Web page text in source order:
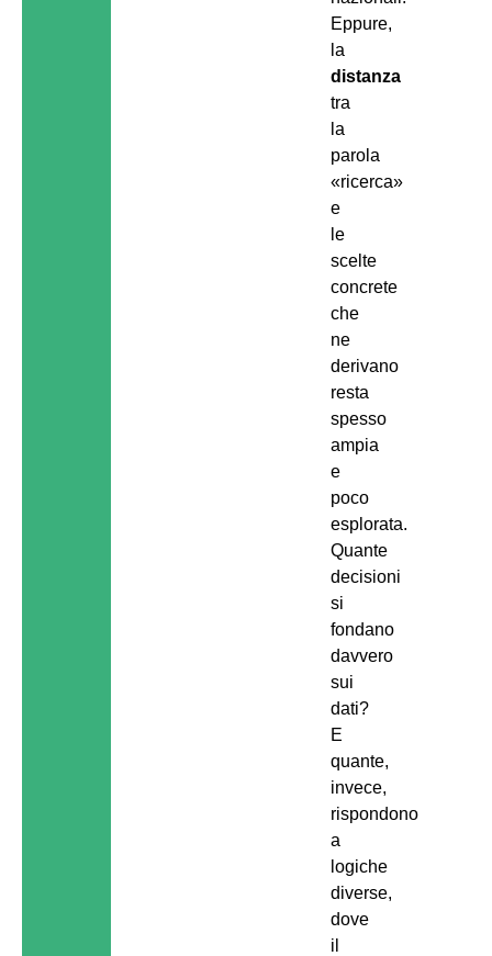
Eppure,
la
distanza
tra
la
parola
«ricerca»
e
le
scelte
concrete
che
ne
derivano
resta
spesso
ampia
e
poco
esplorata.
Quante
decisioni
si
fondano
davvero
sui
dati?
E
quante,
invece,
rispondono
a
logiche
diverse,
dove
il